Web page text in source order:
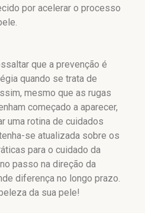
por acelerar o processo
que a prevenção é
quando se trata de
mesmo que as rugas
começado a aparecer,
uma rotina de cuidados
se atualizada sobre os
para o cuidado da
passo na direção da
diferença no longo prazo.
da sua pele!